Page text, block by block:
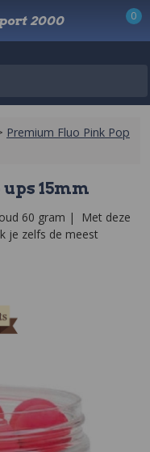
2000 0
Premium Fluo Pink Pop
15mm
60 gram |  Met deze
je zelfs de meest